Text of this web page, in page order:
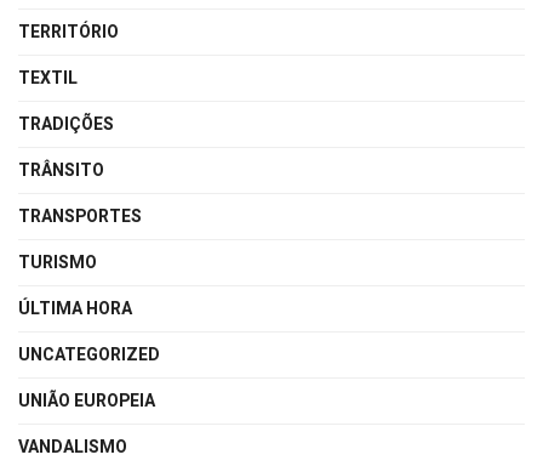
TERRITÓRIO
TEXTIL
TRADIÇÕES
TRÂNSITO
TRANSPORTES
TURISMO
ÚLTIMA HORA
UNCATEGORIZED
UNIÃO EUROPEIA
VANDALISMO